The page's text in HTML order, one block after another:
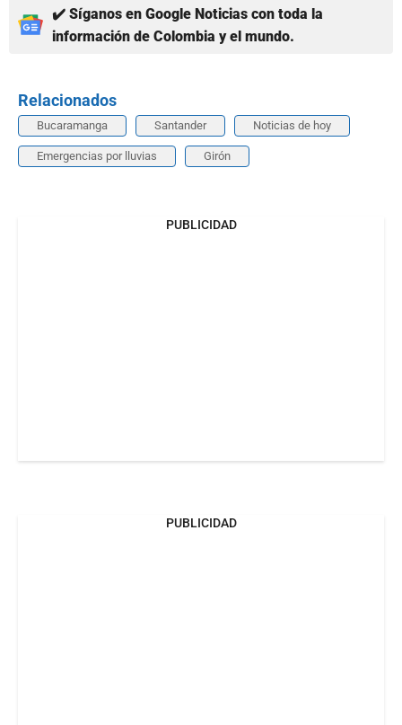
✔️ Síganos en Google Noticias con toda la
información de Colombia y el mundo.
Relacionados
Bucaramanga Santander Noticias de hoy
Emergencias por lluvias Girón
PUBLICIDAD
PUBLICIDAD